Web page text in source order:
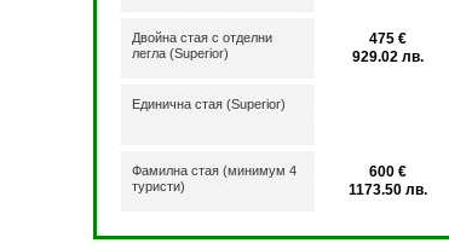
Двойна стая с отделни
легла (Superior)
475 €
929.02 лв.
Единична стая (Superior)
Фамилна стая (минимум 4
туристи)
600 €
1173.50 лв.